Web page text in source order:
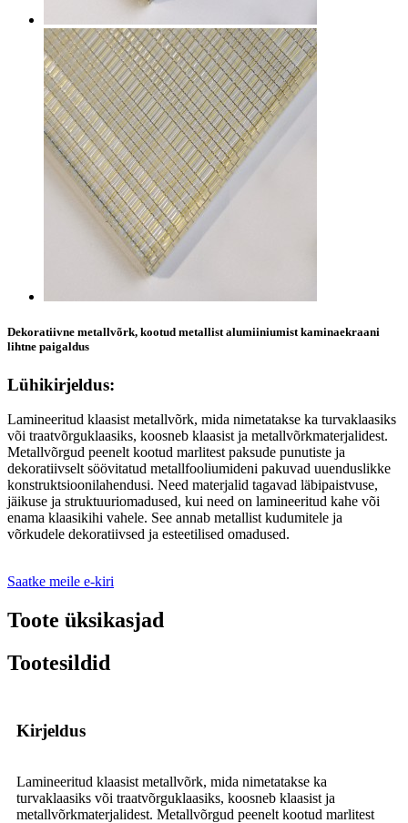
Dekoratiivne metallvõrk, kootud metallist alumiiniumist kaminaekraani
lihtne paigaldus
Lühikirjeldus:
Lamineeritud klaasist metallvõrk, mida nimetatakse ka turvaklaasiks
või traatvõrguklaasiks, koosneb klaasist ja metallvõrkmaterjalidest.
Metallvõrgud peenelt kootud marlitest paksude punutiste ja
dekoratiivselt söövitatud metallfooliumideni pakuvad uuenduslikke
konstruktsioonilahendusi. Need materjalid tagavad läbipaistvuse,
jäikuse ja struktuuriomadused, kui need on lamineeritud kahe või
enama klaasikihi vahele. See annab metallist kudumitele ja
võrkudele dekoratiivsed ja esteetilised omadused.
Saatke meile e-kiri
Toote üksikasjad
Tootesildid
Kirjeldus
Lamineeritud klaasist metallvõrk, mida nimetatakse ka
turvaklaasiks või traatvõrguklaasiks, koosneb klaasist ja
metallvõrkmaterjalidest. Metallvõrgud peenelt kootud marlitest